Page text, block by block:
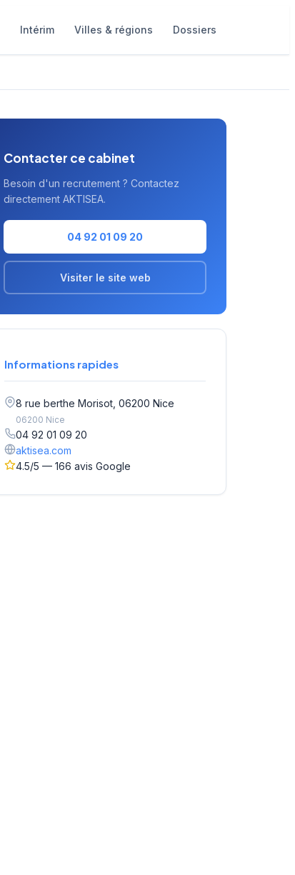
Intérim Villes & régions Dossiers
Contacter ce cabinet
Besoin d'un recrutement ? Contactez
directement AKTISEA.
04 92 01 09 20
Visiter le site web
Informations rapides
8 rue berthe Morisot, 06200 Nice
06200 Nice
04 92 01 09 20
aktisea.com
4.5/5 — 166 avis Google